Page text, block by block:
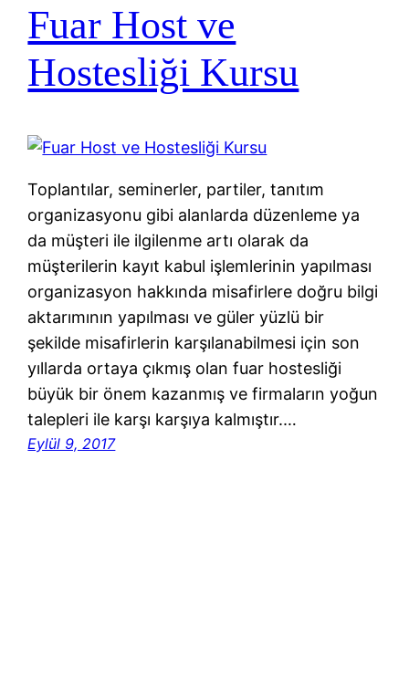
Fuar Host ve
Hostesliği Kursu
Toplantılar, seminerler, partiler, tanıtım
organizasyonu gibi alanlarda düzenleme ya
da müşteri ile ilgilenme artı olarak da
müşterilerin kayıt kabul işlemlerinin yapılması
organizasyon hakkında misafirlere doğru bilgi
aktarımının yapılması ve güler yüzlü bir
şekilde misafirlerin karşılanabilmesi için son
yıllarda ortaya çıkmış olan fuar hostesliği
büyük bir önem kazanmış ve firmaların yoğun
talepleri ile karşı karşıya kalmıştır.…
Eylül 9, 2017